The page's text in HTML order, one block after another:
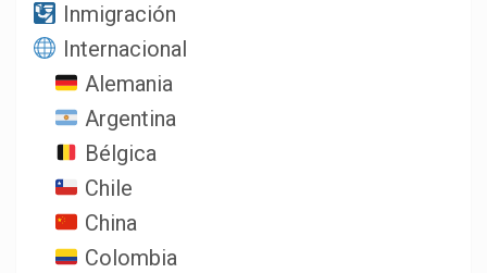
Inmigración
Internacional
Alemania
Argentina
Bélgica
Chile
China
Colombia